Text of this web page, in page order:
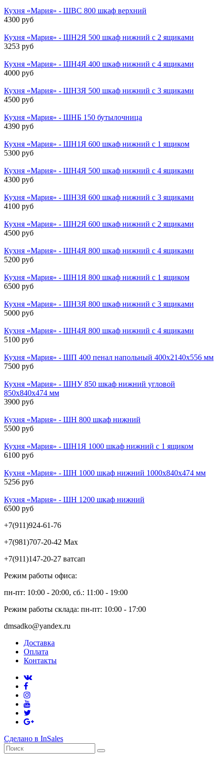
Кухня «Мария» - ШВС 800 шкаф верхний
4300 руб
Кухня «Мария» - ШН2Я 500 шкаф нижний с 2 ящиками
3253 руб
Кухня «Мария» - ШН4Я 400 шкаф нижний с 4 ящиками
4000 руб
Кухня «Мария» - ШН3Я 500 шкаф нижний с 3 ящиками
4500 руб
Кухня «Мария» - ШНБ 150 бутылочница
4390 руб
Кухня «Мария» - ШН1Я 600 шкаф нижний с 1 ящиком
5300 руб
Кухня «Мария» - ШН4Я 500 шкаф нижний с 4 ящиками
4300 руб
Кухня «Мария» - ШН3Я 600 шкаф нижний с 3 ящиками
4100 руб
Кухня «Мария» - ШН2Я 600 шкаф нижний с 2 ящиками
4500 руб
Кухня «Мария» - ШН4Я 800 шкаф нижний с 4 ящиками
5200 руб
Кухня «Мария» - ШН1Я 800 шкаф нижний с 1 ящиком
6500 руб
Кухня «Мария» - ШН3Я 800 шкаф нижний с 3 ящиками
5000 руб
Кухня «Мария» - ШН4Я 800 шкаф нижний с 4 ящиками
5100 руб
Кухня «Мария» - ШП 400 пенал напольный 400х2140х556 мм
7500 руб
Кухня «Мария» - ШНУ 850 шкаф нижний угловой
850х840х474 мм
3900 руб
Кухня «Мария» - ШН 800 шкаф нижний
5500 руб
Кухня «Мария» - ШН1Я 1000 шкаф нижний с 1 ящиком
6100 руб
Кухня «Мария» - ШН 1000 шкаф нижний 1000х840х474 мм
5256 руб
Кухня «Мария» - ШН 1200 шкаф нижний
6500 руб
+7(911)924-61-76
+7(981)707-20-42 Max
+7(911)147-20-27 ватсап
Режим работы офиса:
пн-пт: 10:00 - 20:00, сб.: 11:00 - 19:00
Режим работы склада: пн-пт: 10:00 - 17:00
dmsadko@yandex.ru
Доставка
Оплата
Контакты
Сделано в InSales